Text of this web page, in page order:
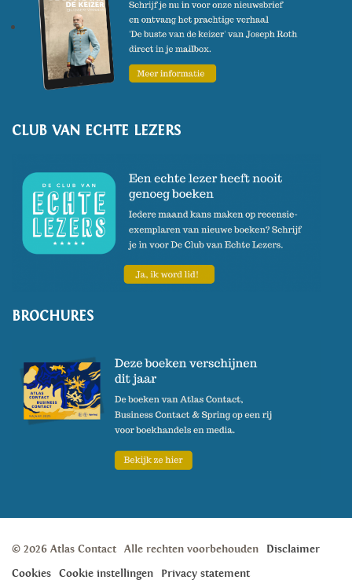
CLUB VAN ECHTE LEZERS
BROCHURES
© 2026 Atlas Contact Alle rechten voorbehouden
Disclaimer
Cookies
Cookie instellingen Privacy statement